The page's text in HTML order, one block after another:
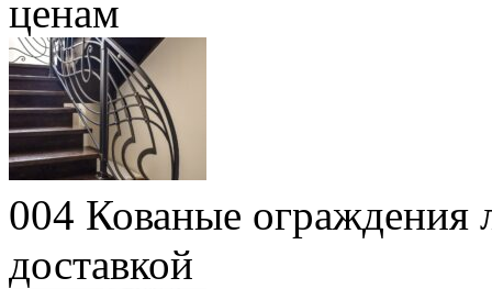
ценам
004 Кованые ограждения
доставкой